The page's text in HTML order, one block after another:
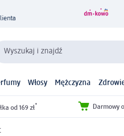
Wyszukaj i znajdź
Włosy Mężczyzna
od 169 zł* Darmowy